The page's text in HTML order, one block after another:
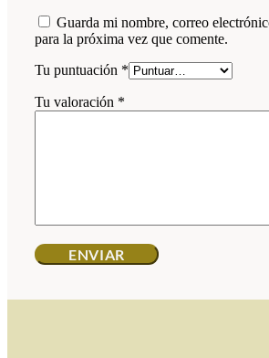
Guarda mi nombre, correo
para la próxima vez que comente.
Tu puntuación *
Tu valoración *